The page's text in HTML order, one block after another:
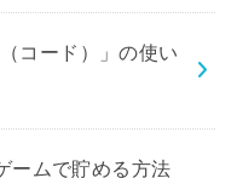
コード）」の使い
ームで貯める方法